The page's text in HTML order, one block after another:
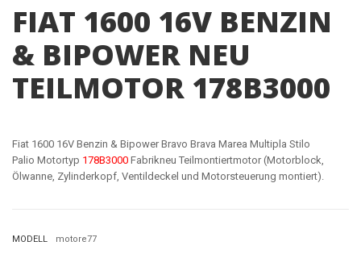
FIAT 1600 16V BENZIN
& BIPOWER NEU
TEILMOTOR 178B3000
Fiat 1600 16V Benzin & Bipower Bravo Brava Marea Multipla Stilo
Palio Motortyp 178B3000 Fabrikneu Teilmontiertmotor (Motorblock,
Ölwanne, Zylinderkopf, Ventildeckel und Motorsteuerung montiert).
MODELL motore77